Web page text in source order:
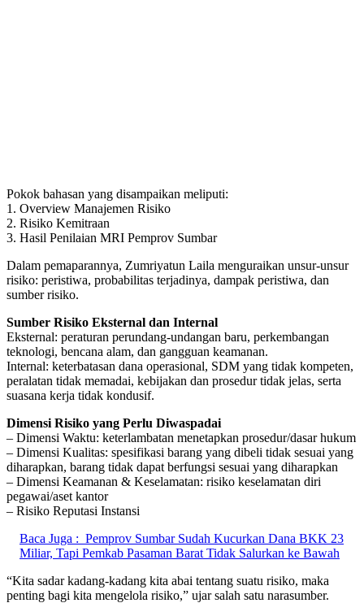
Pokok bahasan yang disampaikan meliputi:
1. Overview Manajemen Risiko
2. Risiko Kemitraan
3. Hasil Penilaian MRI Pemprov Sumbar
Dalam pemaparannya, Zumriyatun Laila menguraikan unsur-unsur
risiko: peristiwa, probabilitas terjadinya, dampak peristiwa, dan
sumber risiko.
Sumber Risiko Eksternal dan Internal
Eksternal: peraturan perundang-undangan baru, perkembangan
teknologi, bencana alam, dan gangguan keamanan.
Internal: keterbatasan dana operasional, SDM yang tidak kompeten,
peralatan tidak memadai, kebijakan dan prosedur tidak jelas, serta
suasana kerja tidak kondusif.
Dimensi Risiko yang Perlu Diwaspadai
– Dimensi Waktu: keterlambatan menetapkan prosedur/dasar hukum
– Dimensi Kualitas: spesifikasi barang yang dibeli tidak sesuai yang
diharapkan, barang tidak dapat berfungsi sesuai yang diharapkan
– Dimensi Keamanan & Keselamatan: risiko keselamatan diri
pegawai/aset kantor
– Risiko Reputasi Instansi
Baca Juga : Pemprov Sumbar Sudah Kucurkan Dana BKK 23
Miliar, Tapi Pemkab Pasaman Barat Tidak Salurkan ke Bawah
“Kita sadar kadang-kadang kita abai tentang suatu risiko, maka
penting bagi kita mengelola risiko,” ujar salah satu narasumber.